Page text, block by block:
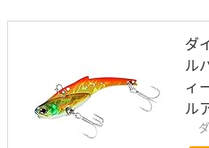
ダ
ル
ィ
ル